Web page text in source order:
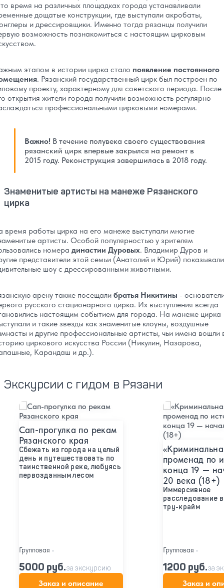
время на различных площадках города устанавливали
дощатые конструкции, где выступали акробаты,
и дрессировщики. Именно тогда рязанцы получили
возможность познакомиться с настоящим цирковым
этапом в истории цирка стало появление постоянного
. Рязанский государственный цирк был построен по
проекту, характерному для советского периода. После
открытия жители города получили возможность регулярно
профессиональными цирковыми номерами.
Важно! В течение полувека своего существования
рязанский цирк впервые закрылся на ремонт в
2015 году. Реконструкция завершилась в 2018 году.
Знаменитые артисты на манеже Рязанского
цирка
время работы цирка на его манеже выступали многие
артисты. Особой популярностью у зрителям
номера династии Дуровых. Владимир Дуров и
представители этой семьи (Анатолий и Юрий) показывали
шоу с дрессированными животными.
арену также посещали братья Никитины -
русского стационарного цирка. Их выступления всегда
настоящим событием для города. На манеже цирка
и такие звезды как знаменитые клоуны, воздушные
и другие профессиональные артисты, чьи имена вошли
циркового искусства России (Никулин, Назарова,
Карандаш и др.).
Экскурсии с гидом в Рязани
Сап-прогулка по рекам
Рязанского края
Сбежать из города на целый
день и путешествовать по
таинственной реке, любуясь
первозданным лесом
Групповая •
5000 руб.за экскурсию
Заказ и описание
Подробнее
променад по
конца 19 —
20 века (18+)
Иммерсивное
расследование
тру-крайм
Групповая •
1200 руб.за
Заказ и
Подробнее